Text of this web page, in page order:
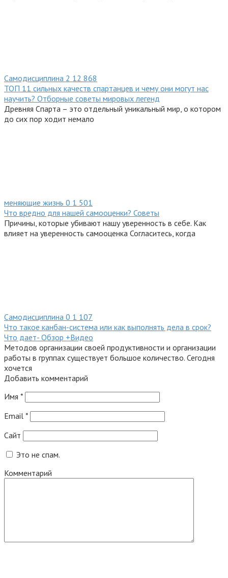
Самодисциплина 2 12 868
ТОП 11 сильных качеств спартанцев и чему они могут нас
научить? Отборные советы мировых легенд
Древняя Спарта – это отдельный уникальный мир, о котором
до сих пор ходит немало
меняющие жизнь 0 1 501
Что вредно для нашей самооценки? Советы
Причины, которые убивают нашу уверенность в себе. Как
влияет на уверенность самооценка Согласитесь, когда
Самодисциплина 0 1 107
Что такое канбан-система или как выполнять дела в срок?
Что дает- Обзор +Видео
Методов организации своей продуктивности и организации
работы в группах существует большое количество. Сегодня
хочется
Добавить комментарий
Имя *
Email *
Сайт
Это не спам.
Комментарий